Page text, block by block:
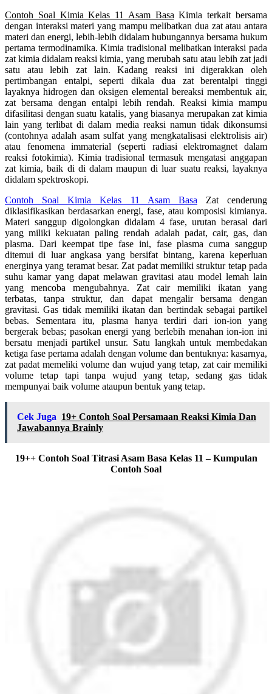
Contoh Soal Kimia Kelas 11 Asam Basa Kimia terkait bersama
dengan interaksi materi yang mampu melibatkan dua zat atau antara
materi dan energi, lebih-lebih didalam hubungannya bersama hukum
pertama termodinamika. Kimia tradisional melibatkan interaksi pada
zat kimia didalam reaksi kimia, yang merubah satu atau lebih zat jadi
satu atau lebih zat lain. Kadang reaksi ini digerakkan oleh
pertimbangan entalpi, seperti dikala dua zat berentalpi tinggi
layaknya hidrogen dan oksigen elemental bereaksi membentuk air,
zat bersama dengan entalpi lebih rendah. Reaksi kimia mampu
difasilitasi dengan suatu katalis, yang biasanya merupakan zat kimia
lain yang terlibat di dalam media reaksi namun tidak dikonsumsi
(contohnya adalah asam sulfat yang mengkatalisasi elektrolisis air)
atau fenomena immaterial (seperti radiasi elektromagnet dalam
reaksi fotokimia). Kimia tradisional termasuk mengatasi anggapan
zat kimia, baik di di dalam maupun di luar suatu reaksi, layaknya
didalam spektroskopi.
Contoh Soal Kimia Kelas 11 Asam Basa Zat cenderung
diklasifikasikan berdasarkan energi, fase, atau komposisi kimianya.
Materi sanggup digolongkan didalam 4 fase, urutan berasal dari
yang miliki kekuatan paling rendah adalah padat, cair, gas, dan
plasma. Dari keempat tipe fase ini, fase plasma cuma sanggup
ditemui di luar angkasa yang bersifat bintang, karena keperluan
energinya yang teramat besar. Zat padat memiliki struktur tetap pada
suhu kamar yang dapat melawan gravitasi atau model lemah lain
yang mencoba mengubahnya. Zat cair memiliki ikatan yang
terbatas, tanpa struktur, dan dapat mengalir bersama dengan
gravitasi. Gas tidak memiliki ikatan dan bertindak sebagai partikel
bebas. Sementara itu, plasma hanya terdiri dari ion-ion yang
bergerak bebas; pasokan energi yang berlebih menahan ion-ion ini
bersatu menjadi partikel unsur. Satu langkah untuk membedakan
ketiga fase pertama adalah dengan volume dan bentuknya: kasarnya,
zat padat memeliki volume dan wujud yang tetap, zat cair memiliki
volume tetap tapi tanpa wujud yang tetap, sedang gas tidak
mempunyai baik volume ataupun bentuk yang tetap.
Cek Juga 19+ Contoh Soal Persamaan Reaksi Kimia Dan
Jawabannya Brainly
19++ Contoh Soal Titrasi Asam Basa Kelas 11 – Kumpulan
Contoh Soal